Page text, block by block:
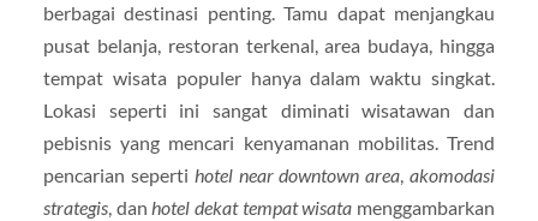
berbagai destinasi penting. Tamu dapat menjangkau
pusat belanja, restoran terkenal, area budaya, hingga
tempat wisata populer hanya dalam waktu singkat.
Lokasi seperti ini sangat diminati wisatawan dan
pebisnis yang mencari kenyamanan mobilitas. Trend
pencarian seperti hotel near downtown area,akomodasi
strategis, danhotel dekat tempat wisata menggambarkan